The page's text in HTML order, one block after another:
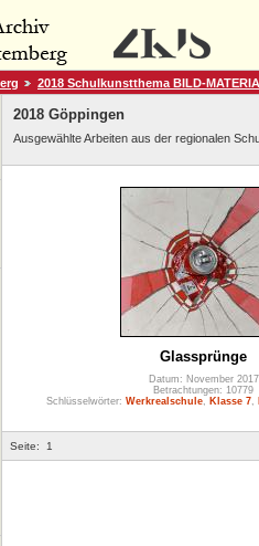
2018 Schulkunstthema BILD-
2018 Göppingen
Ausgewählte Arbeiten aus der regionalen
Glassprünge
Datum: November 2017
Betrachtungen: 10779
Schlüsselwörter: Werkrealschule, Klasse 7,
Seite: 1